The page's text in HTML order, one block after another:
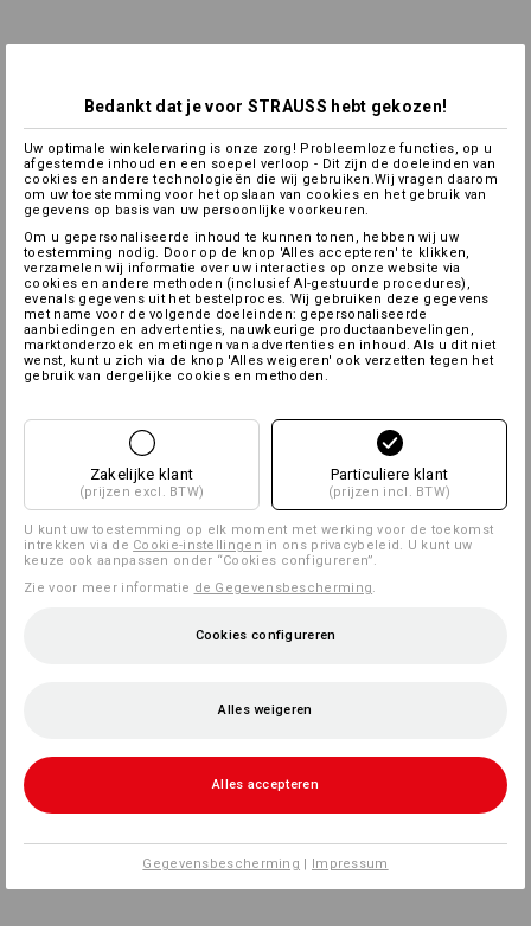
Bedankt dat je voor STRAUSS hebt gekozen!
Uw optimale winkelervaring is onze zorg! Probleemloze functies, op u
afgestemde inhoud en een soepel verloop - Dit zijn de doeleinden van
cookies en andere technologieën die wij gebruiken.Wij vragen daarom
om uw toestemming voor het opslaan van cookies en het gebruik van
gegevens op basis van uw persoonlijke voorkeuren.
Om u gepersonaliseerde inhoud te kunnen tonen, hebben wij uw
toestemming nodig. Door op de knop 'Alles accepteren' te klikken,
verzamelen wij informatie over uw interacties op onze website via
cookies en andere methoden (inclusief AI-gestuurde procedures),
evenals gegevens uit het bestelproces. Wij gebruiken deze gegevens
met name voor de volgende doeleinden: gepersonaliseerde
aanbiedingen en advertenties, nauwkeurige productaanbevelingen,
marktonderzoek en metingen van advertenties en inhoud. Als u dit niet
wenst, kunt u zich via de knop 'Alles weigeren' ook verzetten tegen het
gebruik van dergelijke cookies en methoden.
Zakelijke klant
(prijzen excl. BTW)
Particuliere klant
(prijzen incl. BTW)
U kunt uw toestemming op elk moment met werking voor de toekomst
intrekken via de Cookie-instellingen in ons privacybeleid. U kunt uw
keuze ook aanpassen onder “Cookies configureren”.
Zie voor meer informatie de Gegevensbescherming
Cookies configureren
Alles weigeren
Alles accepteren
Gegevensbescherming | Impressum